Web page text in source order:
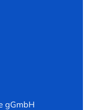
gGmbH